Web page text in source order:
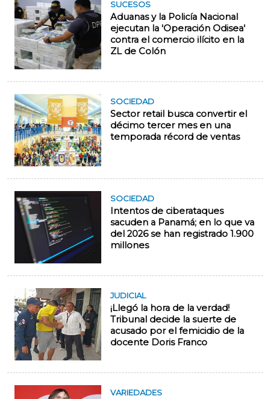
SUCESOS
Aduanas y la Policía Nacional
ejecutan la 'Operación Odisea'
contra el comercio ilícito en la
ZL de Colón
SOCIEDAD
Sector retail busca convertir el
décimo tercer mes en una
temporada récord de ventas
SOCIEDAD
Intentos de ciberataques
sacuden a Panamá; en lo que va
del 2026 se han registrado 1.900
millones
JUDICIAL
¡Llegó la hora de la verdad!
Tribunal decide la suerte de
acusado por el femicidio de la
docente Doris Franco
VARIEDADES